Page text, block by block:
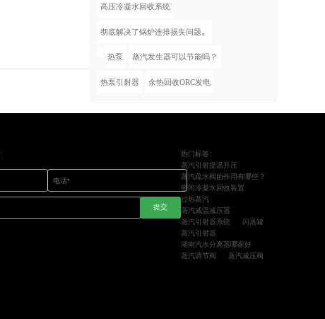
高压冷凝水回收系统
彻底解决了锅炉连排损失问题。
热泵 蒸汽发生器可以节能吗？
热泵引射器 余热回收ORC发电
提交
热门标签：
蒸汽引射提温升压
蒸汽疏水阀的作用有哪些？
密闭冷凝水回收装置
过热蒸汽
蒸汽减温减压器
蒸汽引射器系统
闪蒸罐
蒸汽引射器
湖南汽水分离器哪家好
蒸汽调节阀
蒸汽减压阀